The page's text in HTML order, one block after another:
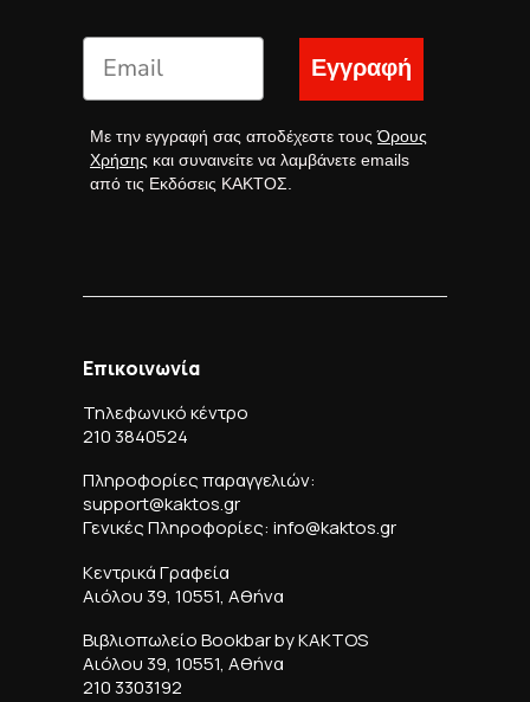
Εγγραφή
Με την εγγραφή σας αποδέχεστε τουςΌρους
Χρήσης και συναινείτε να λαμβάνετε emails
από τις Εκδόσεις ΚΑΚΤΟΣ.
Επικοινωνία
Τηλεφωνικό κέντρο
210 3840524
Πληροφορίες παραγγελιών:
support@kaktos.gr
Γενικές Πληροφορίες: info@kaktos.gr
Κεντρικά Γραφεία
Αιόλου 39, 10551, Αθήνα
Βιβλιοπωλείο Bookbar by KAKTOS
Αιόλου 39, 10551, Αθήνα
210 3303192